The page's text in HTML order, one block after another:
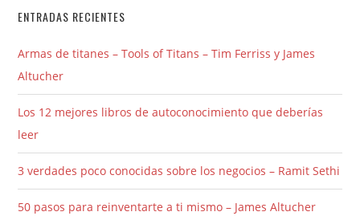
ENTRADAS RECIENTES
Armas de titanes – Tools of Titans – Tim Ferriss y James
Altucher
Los 12 mejores libros de autoconocimiento que deberías
leer
3 verdades poco conocidas sobre los negocios – Ramit Sethi
50 pasos para reinventarte a ti mismo – James Altucher